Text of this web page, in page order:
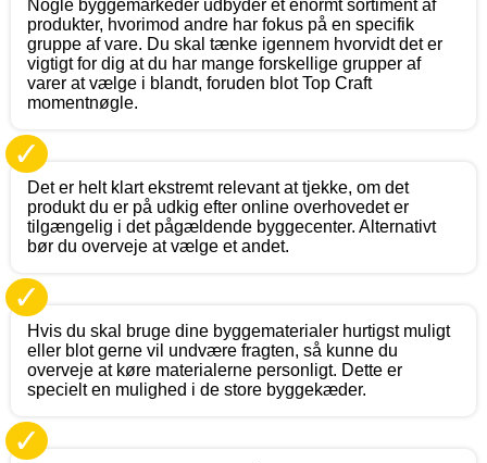
Nogle byggemarkeder udbyder et enormt sortiment af
produkter, hvorimod andre har fokus på en specifik
gruppe af vare. Du skal tænke igennem hvorvidt det er
vigtigt for dig at du har mange forskellige grupper af
varer at vælge i blandt, foruden blot Top Craft
momentnøgle.
✓
Det er helt klart ekstremt relevant at tjekke, om det
produkt du er på udkig efter online overhovedet er
tilgængelig i det pågældende byggecenter. Alternativt
bør du overveje at vælge et andet.
✓
Hvis du skal bruge dine byggematerialer hurtigst muligt
eller blot gerne vil undvære fragten, så kunne du
overveje at køre materialerne personligt. Dette er
specielt en mulighed i de store byggekæder.
✓